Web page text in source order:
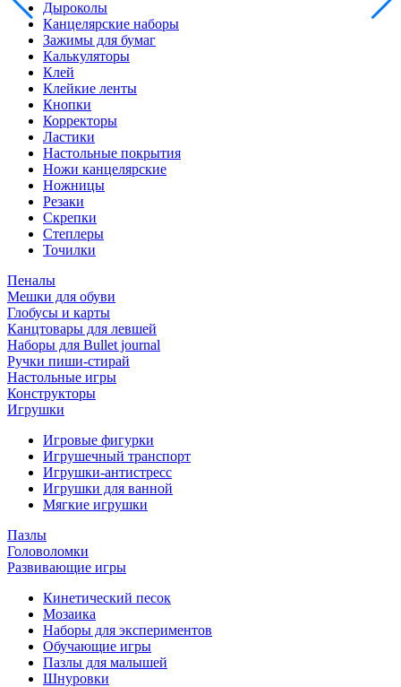
Дыроколы
Канцелярские наборы
Зажимы для бумаг
Калькуляторы
Клей
Клейкие ленты
Кнопки
Корректоры
Ластики
Настольные покрытия
Ножи канцелярские
Ножницы
Резаки
Скрепки
Степлеры
Точилки
Пеналы
Мешки для обуви
Глобусы и карты
Канцтовары для левшей
Наборы для Bullet journal
Ручки пиши-стирай
Настольные игры
Конструкторы
Игрушки
Игровые фигурки
Игрушечный транспорт
Игрушки-антистресс
Игрушки для ванной
Мягкие игрушки
Пазлы
Головоломки
Развивающие игры
Кинетический песок
Мозаика
Наборы для экспериментов
Обучающие игры
Пазлы для малышей
Шнуровки